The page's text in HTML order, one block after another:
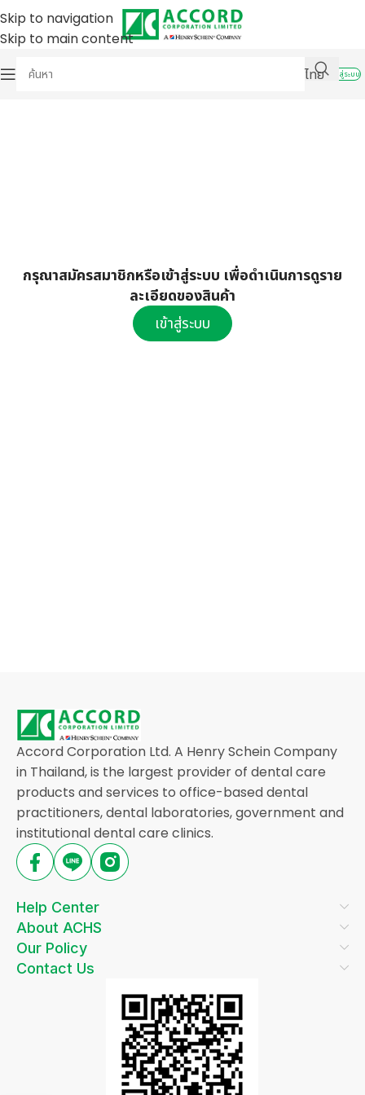
Skip to navigation
Skip to main content
ไทย
เข้าสู่ระบบ
กรุณาสมัครสมาชิกหรือเข้าสู่ระบบ เพื่อดำเนินการดูราย
ละเอียดของสินค้า
เข้าสู่ระบบ
Accord Corporation Ltd. A Henry Schein Company
in Thailand, is the largest provider of dental care
products and services to office-based dental
practitioners, dental laboratories, government and
institutional dental care clinics.
Help Center
About ACHS
Our Policy
Contact Us